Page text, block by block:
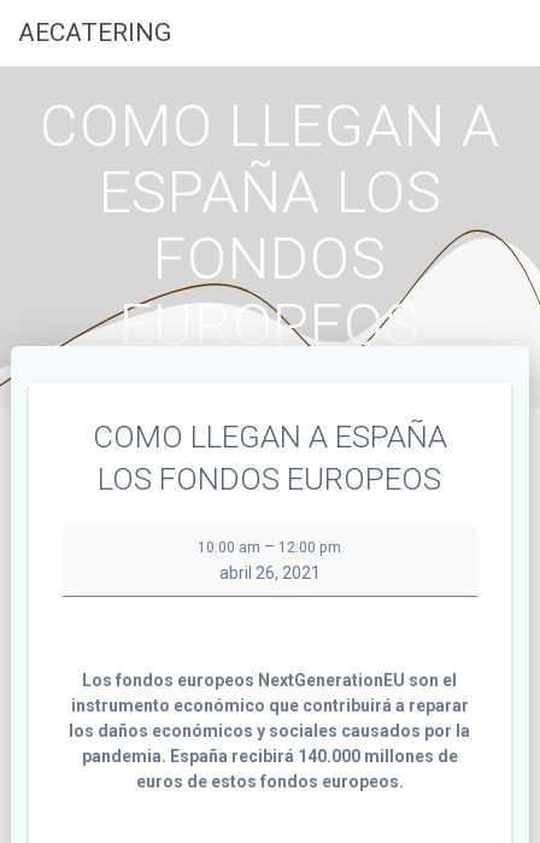
AECATERING
COMO LLEGAN A
ESPAÑA LOS
FONDOS
EUROPEOS
COMO LLEGAN A ESPAÑA
LOS FONDOS EUROPEOS
LLEGAN
A
EUROPEOS
10:00 am – 12:00 pm
abril 26, 2021
Los fondos europeos NextGenerationEU son el
instrumento económico que contribuirá a reparar
los daños económicos y sociales causados por la
pandemia. España recibirá 140.000 millones de
euros de estos fondos europeos.